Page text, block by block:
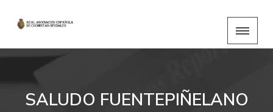
SALUDO FUENTEPIÑELANO